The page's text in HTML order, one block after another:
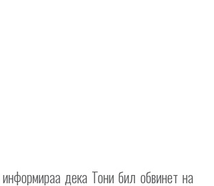
дека Тони бил обвинет на